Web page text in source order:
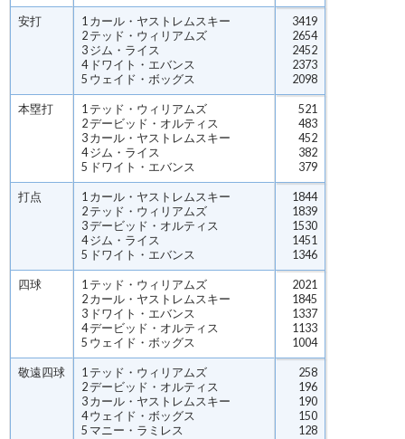
安打
1 カール・ヤストレムスキー
2 テッド・ウィリアムズ
3 ジム・ライス
4 ドワイト・エバンス
5 ウェイド・ボッグス
3419
2654
2452
2373
2098
本塁打
1 テッド・ウィリアムズ
2 デービッド・オルティス
3 カール・ヤストレムスキー
4 ジム・ライス
5 ドワイト・エバンス
521
483
452
382
379
打点
1 カール・ヤストレムスキー
2 テッド・ウィリアムズ
3 デービッド・オルティス
4 ジム・ライス
5 ドワイト・エバンス
1844
1839
1530
1451
1346
四球
1 テッド・ウィリアムズ
2 カール・ヤストレムスキー
3 ドワイト・エバンス
4 デービッド・オルティス
5 ウェイド・ボッグス
2021
1845
1337
1133
1004
敬遠四球
1 テッド・ウィリアムズ
2 デービッド・オルティス
3 カール・ヤストレムスキー
4 ウェイド・ボッグス
5 マニー・ラミレス
258
196
190
150
128